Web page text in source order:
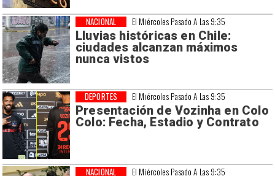
El Miércoles Pasado A Las 9:35
Lluvias históricas en Chile:
ciudades alcanzan máximos
nunca vistos
NACIONAL
El Miércoles Pasado A Las 9:35
Presentación de Vozinha en Colo
Colo: Fecha, Estadio y Contrato
DEPORTES
El Miércoles Pasado A Las 9:35
NACIONAL